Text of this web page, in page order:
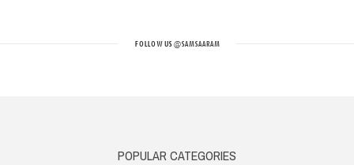
FOLLOW US@SAMSAARAM
POPULAR CATEGORIES